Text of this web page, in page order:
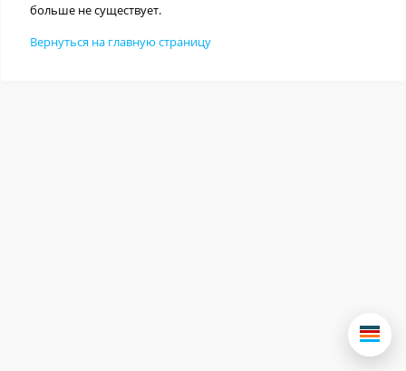
больше не существует.
Вернуться на главную страницу